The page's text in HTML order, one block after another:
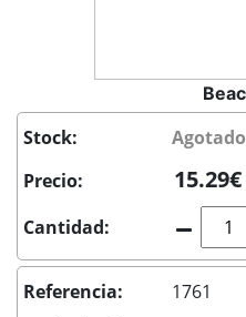
Stock:
Precio:
15.29€
Cantidad:
Referencia:
1761